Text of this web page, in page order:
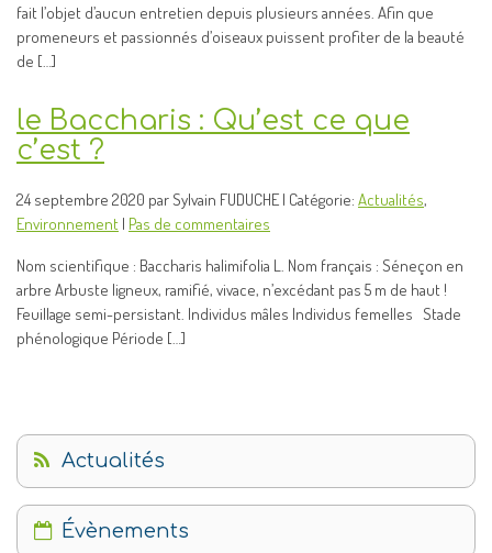
fait l’objet d’aucun entretien depuis plusieurs années. Afin que
promeneurs et passionnés d’oiseaux puissent profiter de la beauté
de […]
le Baccharis : Qu’est ce que
c’est ?
24 septembre 2020 par Sylvain FUDUCHE | Catégorie: Actualités,
Environnement | Pas de commentaires
Nom scientifique : Baccharis halimifolia L. Nom français : Séneçon en
arbre Arbuste ligneux, ramifié, vivace, n’excédant pas 5 m de haut !
Feuillage semi-persistant. Individus mâles Individus femelles Stade
phénologique Période […]
Actualités
Évènements